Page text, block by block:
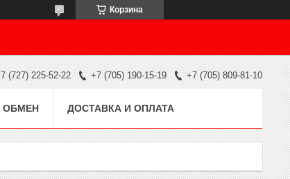
Корзина
(727) 225-52-22 +7 (705) 190-15-19 +7 (705) 809-81-10
ОБМЕН ДОСТАВКА И ОПЛАТА